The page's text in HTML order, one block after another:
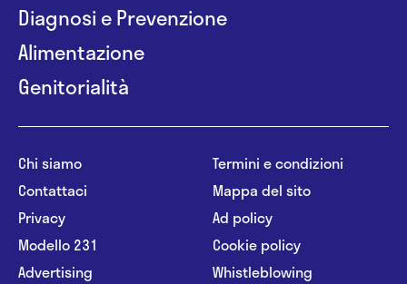
Diagnosi e Prevenzione
Alimentazione
Genitorialità
Chi siamo
Contattaci
Privacy
Modello 231
Advertising
Termini e condizioni
Mappa del sito
Ad policy
Cookie policy
Whistleblowing